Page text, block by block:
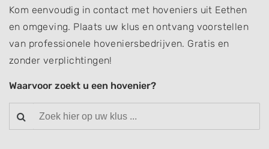
Kom eenvoudig in contact met hoveniers uit Eethen
en omgeving. Plaats uw klus en ontvang voorstellen
van professionele hoveniersbedrijven. Gratis en
zonder verplichtingen!
Waarvoor zoekt u een hovenier?